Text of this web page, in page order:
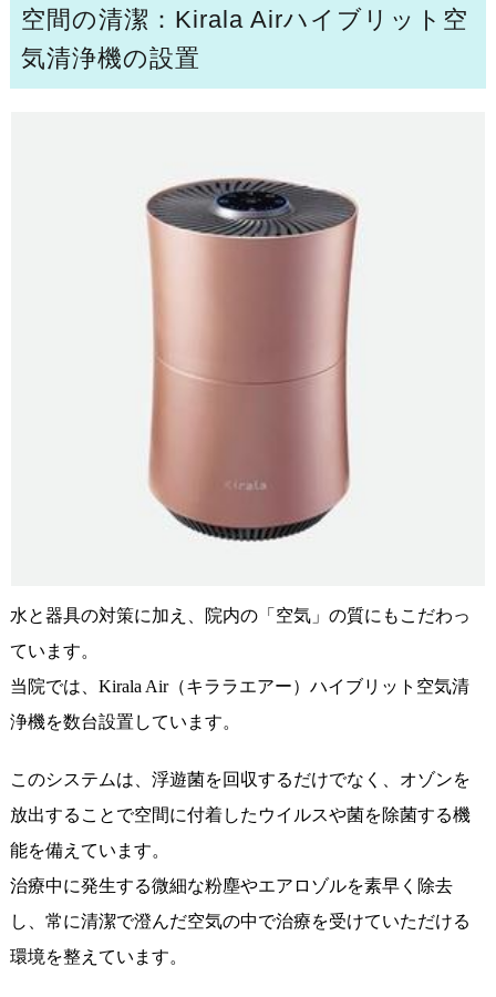
空間の清潔：Kirala Airハイブリット空
気清浄機の設置
水と器具の対策に加え、院内の「空気」の質にもこだわっ
ています。
当院では、Kirala Air（キララエアー）ハイブリット空気清
浄機を数台設置しています。
このシステムは、浮遊菌を回収するだけでなく、オゾンを
放出することで空間に付着したウイルスや菌を除菌する機
能を備えています。
治療中に発生する微細な粉塵やエアロゾルを素早く除去
し、常に清潔で澄んだ空気の中で治療を受けていただける
環境を整えています。